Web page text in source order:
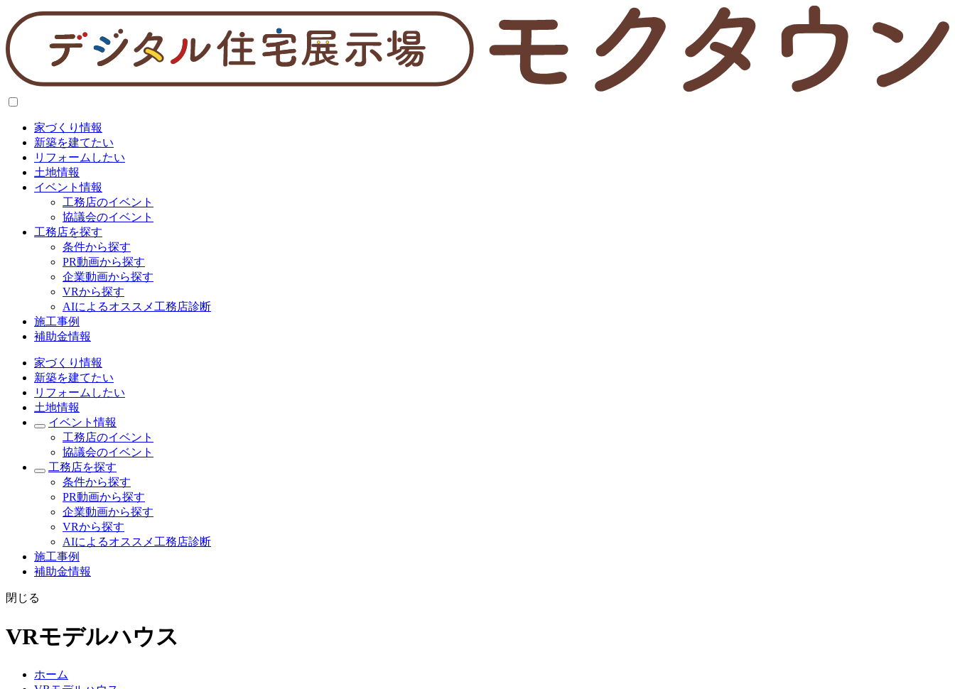
家づくり情報
新築を建てたい
リフォームしたい
土地情報
イベント情報
工務店のイベント
協議会のイベント
工務店を探す
条件から探す
PR動画から探す
企業動画から探す
VRから探す
AIによるオススメ工務店診断
施工事例
補助金情報
家づくり情報
新築を建てたい
リフォームしたい
土地情報
イベント情報
工務店のイベント
協議会のイベント
工務店を探す
条件から探す
PR動画から探す
企業動画から探す
VRから探す
AIによるオススメ工務店診断
施工事例
補助金情報
閉じる
VRモデルハウス
ホーム